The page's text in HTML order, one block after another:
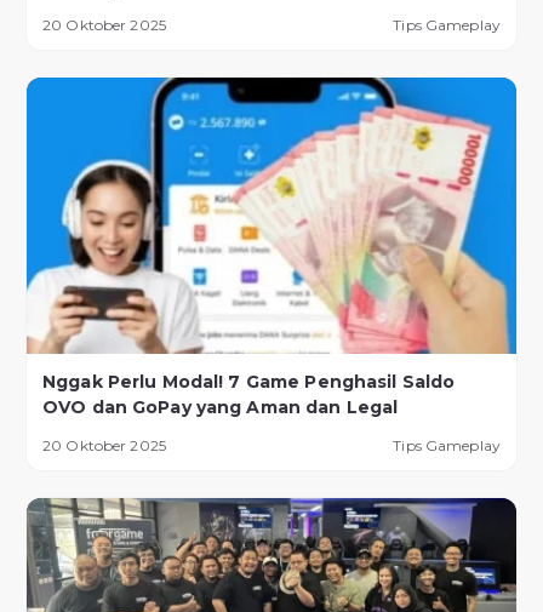
20 Oktober 2025 Tips Gameplay
Nggak Perlu Modal! 7 Game Penghasil Saldo
OVO dan GoPay yang Aman dan Legal
20 Oktober 2025 Tips Gameplay